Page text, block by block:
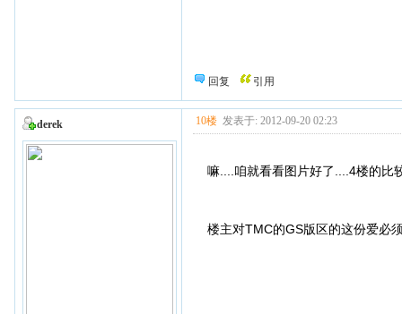
回复 引用
derek 10楼 发表于: 2012-09-20 02:23
嘛....咱就看看图片好了....4楼的
楼主对TMC的GS版区的这份爱必